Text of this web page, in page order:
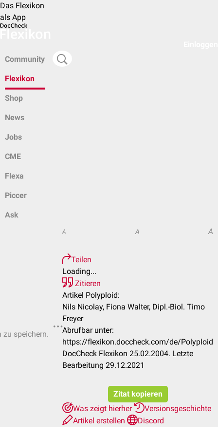
Das Flexikon
als App
Community
Flexikon
Shop
News
Jobs
CME
Flexa
Piccer
Ask
zu speichern.
A A A
Teilen
Loading...
Zitieren
Artikel Polyploid:
Nils Nicolay, Fiona Walter, Dipl.-Biol. Timo
Freyer
Abrufbar unter:
https://flexikon.doccheck.com/de/Polyploid
DocCheck Flexikon 25.02.2004. Letzte
Bearbeitung 29.12.2021
Zitat kopieren
Was zeigt hierher
Versionsgeschichte
Artikel erstellen
Discord